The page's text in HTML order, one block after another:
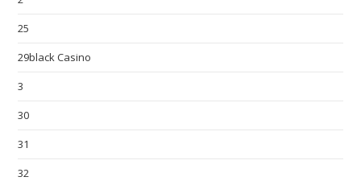
25
29black Casino
3
30
31
32